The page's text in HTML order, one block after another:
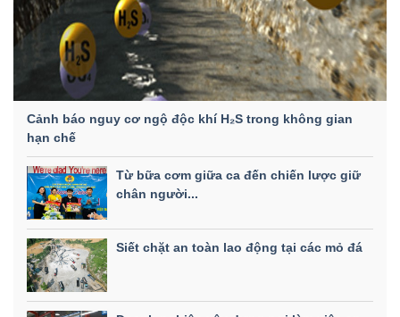
Cảnh báo nguy cơ ngộ độc khí H₂S trong không gian
hạn chế
Từ bữa cơm giữa ca đến chiến lược giữ
chân người...
Siết chặt an toàn lao động tại các mỏ đá